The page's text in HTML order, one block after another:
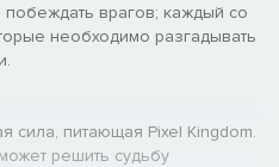
врагов; каждый со
необходимо разгадывать
сила, питающая Pixel Kingdom.
решить судьбу